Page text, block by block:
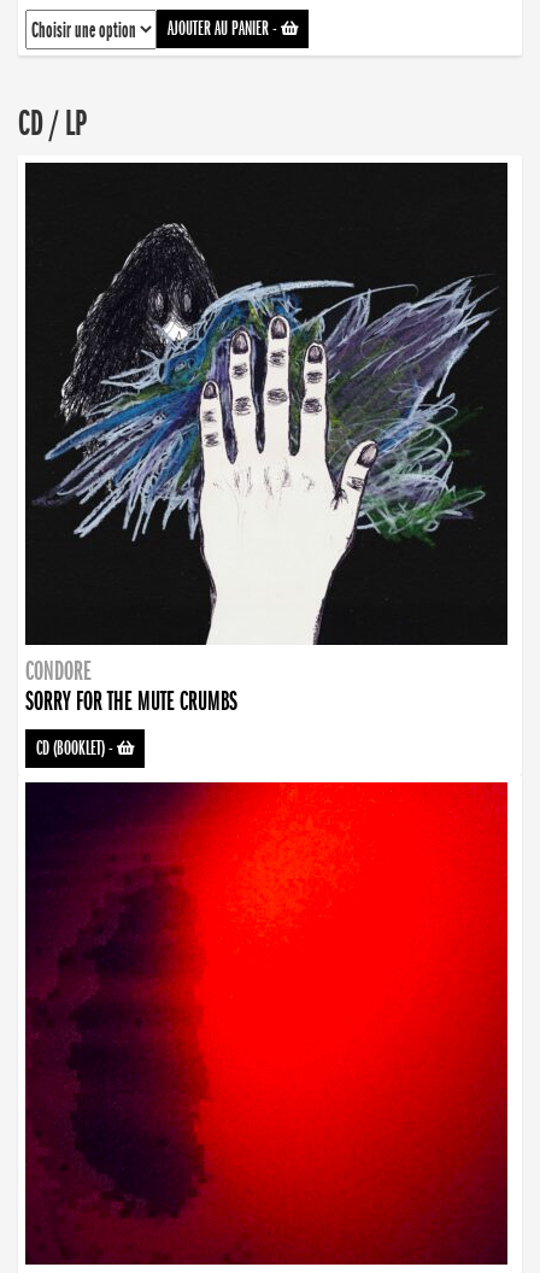
AJOUTER AU PANIER-
CD / LP
CONDORE
SORRY FOR THE MUTE CRUMBS
CD (BOOKLET)-